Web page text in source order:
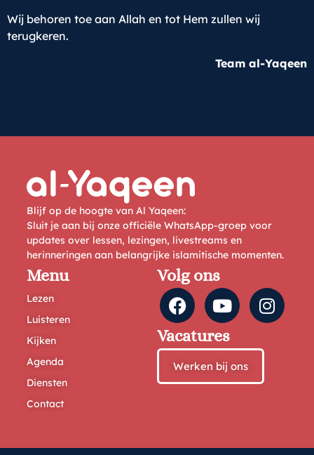
Wij behoren toe aan Allah en tot Hem zullen wij
terugkeren.
Team al-Yaqeen
Blijf op de hoogte van Al Yaqeen:
Sluit je aan bij onze officiële WhatsApp-groep voor
updates over lessen, lezingen, livestreams en
herinneringen aan belangrijke islamitische momenten.
Menu
Lezen
Luisteren
Kijken
Agenda
Diensten
Contact
Volg ons
Vacatures
Werken bij ons